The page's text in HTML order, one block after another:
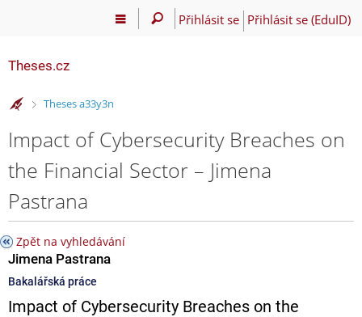
Přihlásit se Přihlásit se (EduID)
Theses.cz
>
Theses a33y3n
Impact of Cybersecurity Breaches on
the Financial Sector – Jimena
Pastrana
Zpět na vyhledávání
Jimena Pastrana
Bakalářská práce
Impact of Cybersecurity Breaches on the